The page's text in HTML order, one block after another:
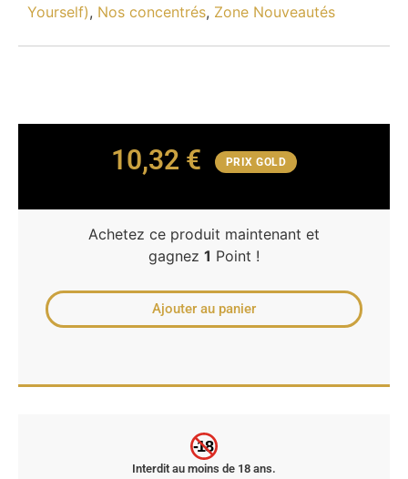
Yourself), Nos concentrés, Zone Nouveautés
10,32 € PRIX GOLD
Achetez ce produit maintenant et
gagnez 1 Point !
Ajouter au panier
-18
Interdit au moins de 18 ans.